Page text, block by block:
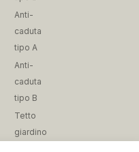
Anti-
caduta
tipo A
Anti-
caduta
tipo B
Tetto
giardino